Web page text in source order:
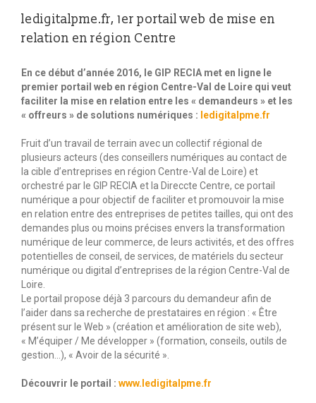
ledigitalpme.fr, 1er portail web de mise en
relation en région Centre
En ce début d’année 2016, le GIP RECIA met en ligne le
premier portail web en région Centre-Val de Loire qui veut
faciliter la mise en relation entre les « demandeurs » et les
« offreurs » de solutions numériques : ledigitalpme.fr
Fruit d’un travail de terrain avec un collectif régional de
plusieurs acteurs (des conseillers numériques au contact de
la cible d’entreprises en région Centre-Val de Loire) et
orchestré par le GIP RECIA et la Direccte Centre, ce portail
numérique a pour objectif de faciliter et promouvoir la mise
en relation entre des entreprises de petites tailles, qui ont des
demandes plus ou moins précises envers la transformation
numérique de leur commerce, de leurs activités, et des offres
potentielles de conseil, de services, de matériels du secteur
numérique ou digital d’entreprises de la région Centre-Val de
Loire.
Le portail propose déjà 3 parcours du demandeur afin de
l’aider dans sa recherche de prestataires en région : « Être
présent sur le Web » (création et amélioration de site web),
« M’équiper / Me développer » (formation, conseils, outils de
gestion…), « Avoir de la sécurité ».
Découvrir le portail : www.ledigitalpme.fr